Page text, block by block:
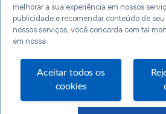
melhorar a sua experiência em nossos
publicidade e recomendar conteúdo de
nossos serviços, você concorda com tal
em nossa
Aceitar todos os
cookies